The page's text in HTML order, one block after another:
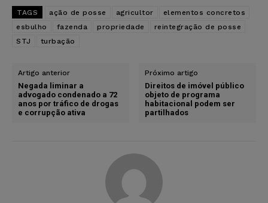
TAGS ação de posse agricultor
elementos concretos
esbulho
fazenda propriedade
reintegração de posse
STJ
turbação
Artigo anterior
Negada liminar a
advogado condenado a 72
anos por tráfico de drogas
e corrupção ativa
Próximo artigo
Direitos de imóvel público
objeto de programa
habitacional podem ser
partilhados